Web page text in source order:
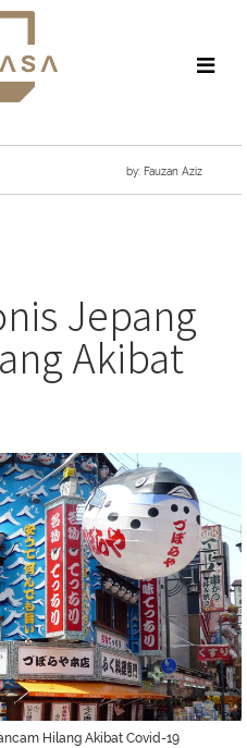
by: Fauzan Aziz
Jepang
Akibat
Hilang Akibat Covid-19